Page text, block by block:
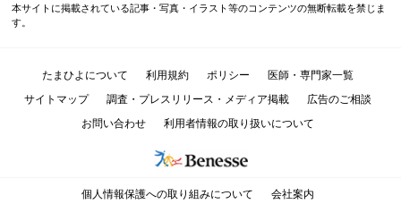
本サイトに掲載されている記事・写真・イラスト等のコンテンツの無断転載を禁じま
す。
たまひよについて 利用規約 ポリシー
医師・専門家一覧
サイトマップ
調査・プレスリリース・メディア掲載
広告のご相談
お問い合わせ
利用者情報の取り扱いについて
個人情報保護への取り組みについて 会社案内